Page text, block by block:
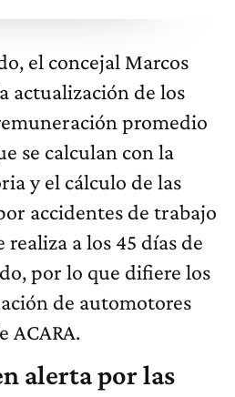
el concejal Marcos
actualización de los
promedio
se calculan con la
y el cálculo de las
accidentes de trabajo
a los 45 días de
por lo que difiere los
de automotores
ACARA.
alerta por las